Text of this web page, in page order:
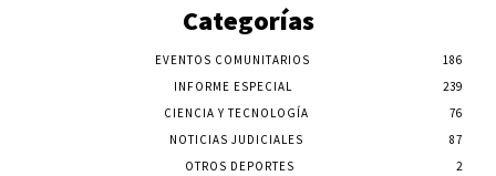
Categorías
EVENTOS COMUNITARIOS
186
INFORME ESPECIAL
239
CIENCIA Y TECNOLOGÍA
76
NOTICIAS JUDICIALES
87
OTROS DEPORTES
2